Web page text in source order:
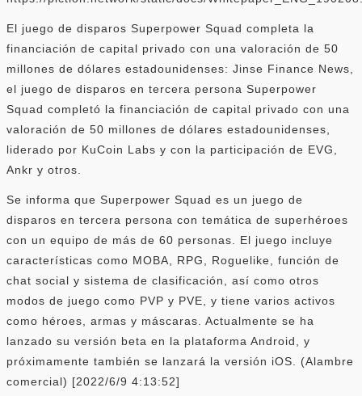
El juego de disparos Superpower Squad completa la
financiación de capital privado con una valoración de 50
millones de dólares estadounidenses: Jinse Finance News,
el juego de disparos en tercera persona Superpower
Squad completó la financiación de capital privado con una
valoración de 50 millones de dólares estadounidenses,
liderado por KuCoin Labs y con la participación de EVG,
Ankr y otros.
Se informa que Superpower Squad es un juego de
disparos en tercera persona con temática de superhéroes
con un equipo de más de 60 personas. El juego incluye
características como MOBA, RPG, Roguelike, función de
chat social y sistema de clasificación, así como otros
modos de juego como PVP y PVE, y tiene varios activos
como héroes, armas y máscaras. Actualmente se ha
lanzado su versión beta en la plataforma Android, y
próximamente también se lanzará la versión iOS. (Alambre
comercial) [2022/6/9 4:13:52]